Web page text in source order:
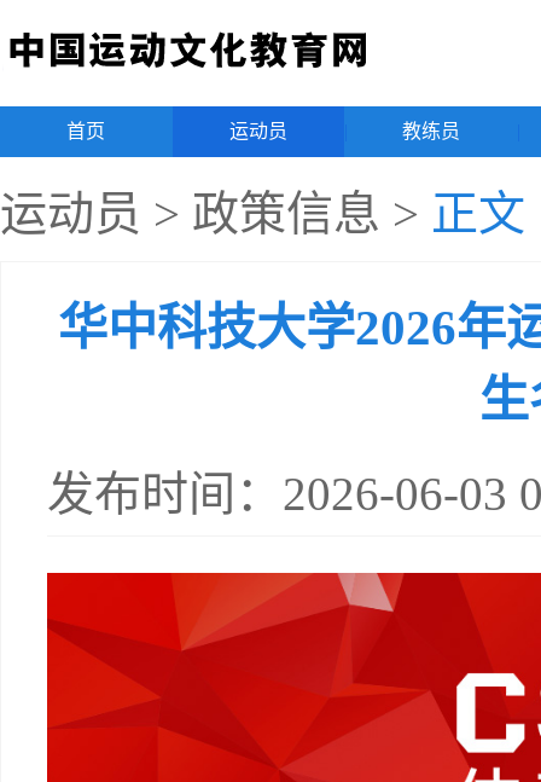
首页 运动员 教练员
运动员 > 政策信息 > 正文
华中科技大学2026年
发布时间：2026-06-